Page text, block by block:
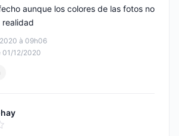
à 09h06
01/12/2020
aunque los colores de las fotos no